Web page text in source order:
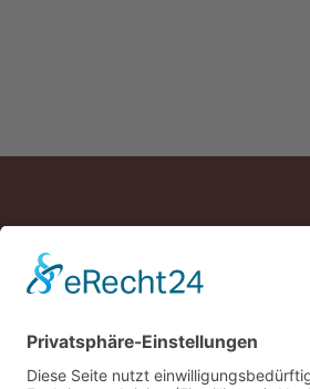
Über uns FAQ Team